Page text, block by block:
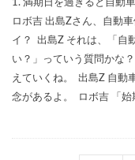
ロボ吉 出島Zさん、自動
イ？ 出島Z それは、「自
い？」っていう質問かな
えていくね。 出島Z 自動
念があるよ。 ロボ吉 「